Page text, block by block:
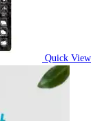
Quick View